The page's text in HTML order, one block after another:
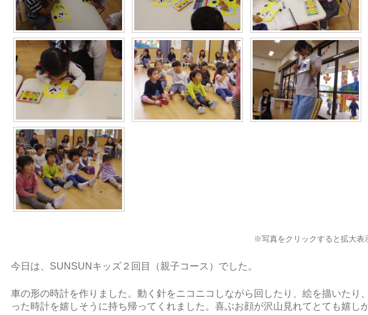
※写真をクリックすると拡大表
今日は、SUNSUNキッズ２回目（親子コース）でした。
車の形の時計を作りました。動く針をニコニコしながら回したり、絵を描いたり
った時計を嬉しそうに持ち帰ってくれました。喜ぶお顔が沢山見れてとても嬉し